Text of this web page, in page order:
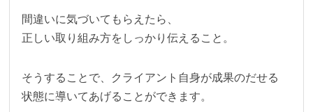
間違いに気づいてもらえたら、
正しい取り組み方をしっかり伝えること。
そうすることで、クライアント自身が成果のだせる
状態に導いてあげることができます。